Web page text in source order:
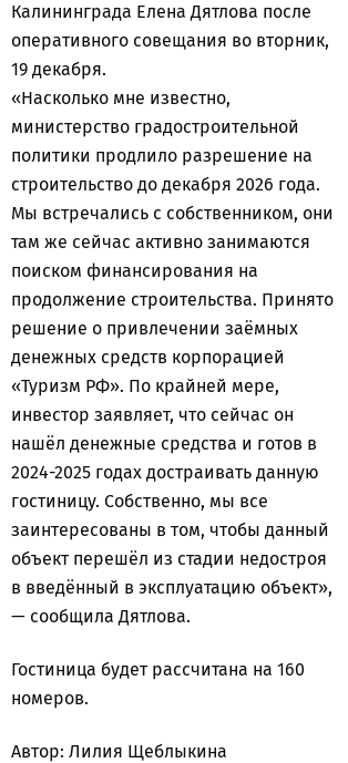
Калининграда Елена Дятлова после
оперативного совещания во вторник,
19 декабря.
«Насколько мне известно,
министерство градостроительной
политики продлило разрешение на
строительство до декабря 2026 года.
Мы встречались с собственником, они
там же сейчас активно занимаются
поиском финансирования на
продолжение строительства. Принято
решение о привлечении заёмных
денежных средств корпорацией
«Туризм РФ». По крайней мере,
инвестор заявляет, что сейчас он
нашёл денежные средства и готов в
2024-2025 годах достраивать данную
гостиницу. Собственно, мы все
заинтересованы в том, чтобы данный
объект перешёл из стадии недостроя
в введённый в эксплуатацию объект»,
— сообщила Дятлова.
Гостиница будет рассчитана на 160
номеров.
Автор: Лилия Щеблыкина